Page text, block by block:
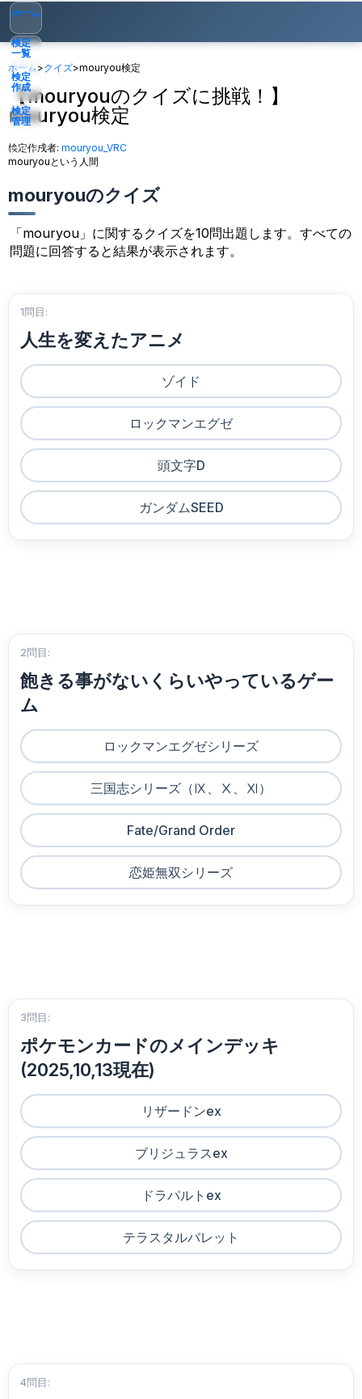
ホーム
検定
一覧
検定
作成
検定
管理
ゲスト▾
ホーム>クイズ>mouryou検定
【mouryouのクイズに挑戦！】
mouryou検定
検定作成者: mouryou_VRC
mouryouという人間
mouryouのクイズ
「mouryou」に関するクイズを10問出題します。すべての
問題に回答すると結果が表示されます。
1問目:
人生を変えたアニメ
ゾイド
ロックマンエグゼ
頭文字D
ガンダムSEED
2問目:
飽きる事がないくらいやっているゲー
ム
ロックマンエグゼシリーズ
三国志シリーズ（Ⅸ、Ⅹ、Ⅺ）
Fate/Grand Order
恋姫無双シリーズ
3問目:
ポケモンカードのメインデッキ
(2025,10,13現在)
リザードンex
ブリジュラスex
ドラパルトex
テラスタルバレット
4問目: